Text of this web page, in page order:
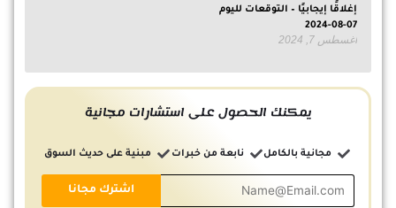
إغلاقًا إيجابيًا – التوقعات لليوم
07-08-2024
أغسطس 7, 2024
يمكنك الحصول على استشارات مجانية
مجانية بالكامل نابعة من خبرات مبنية على حديث السوق